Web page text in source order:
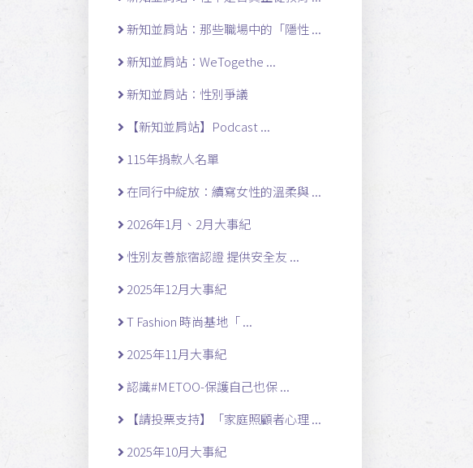
新知並肩站：那些職場中的「隱性 ...
新知並肩站：WeTogethe ...
新知並肩站：性別爭議
【新知並肩站】Podcast ...
115年捐款人名單
在同行中綻放：續寫女性的溫柔與 ...
2026年1月、2月大事紀
性別友善旅宿認證 提供安全友 ...
2025年12月大事紀
T Fashion 時尚基地「 ...
2025年11月大事紀
認識#METOO-保護自己也保 ...
【請投票支持】「家庭照顧者心理 ...
2025年10月大事紀